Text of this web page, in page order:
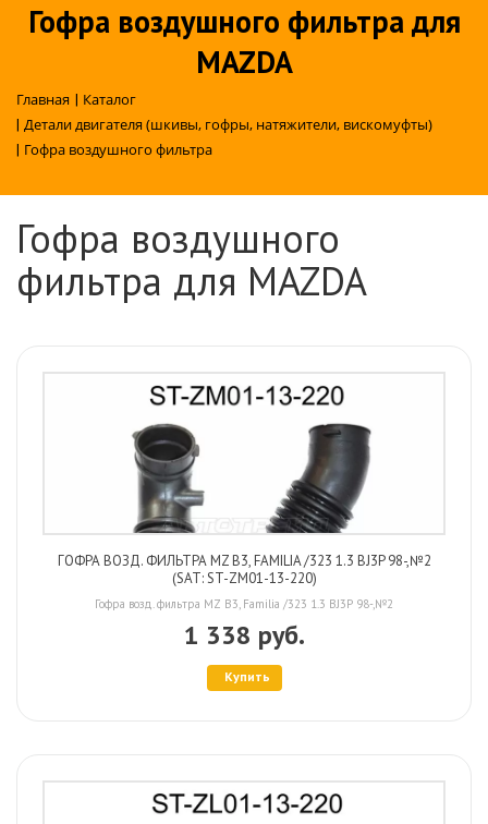
Гофра воздушного фильтра для
MAZDA
Главная | Каталог
| Детали двигателя (шкивы, гофры, натяжители, вискомуфты)
| Гофра воздушного фильтра
Гофра воздушного
фильтра для MAZDA
ГОФРА ВОЗД. ФИЛЬТРА MZ B3, FAMILIA /323 1.3 BJ3P 98-,№2
(SAT: ST-ZM01-13-220)
Гофра возд. фильтра MZ B3, Familia /323 1.3 BJ3P 98-,№2
1 338 руб.
Купить